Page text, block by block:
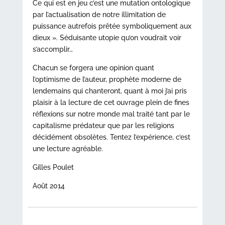
Ce qui est en jeu c’est une mutation ontologique
par l’actualisation de notre illimitation de
puissance autrefois prêtée symboliquement aux
dieux ». Séduisante utopie qu’on voudrait voir
s’accomplir…
Chacun se forgera une opinion quant
l’optimisme de l’auteur, prophète moderne de
lendemains qui chanteront, quant à moi j’ai pris
plaisir à la lecture de cet ouvrage plein de fines
réflexions sur notre monde mal traité tant par le
capitalisme prédateur que par les religions
décidément obsolètes. Tentez l’expérience, c’est
une lecture agréable.
Gilles Poulet
Août 2014